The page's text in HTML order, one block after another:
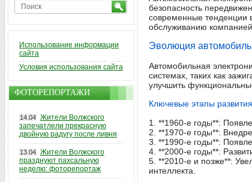
безопасность
современные тенденции
обслуживанию компанией
Эволюция
Автомобильная
системах, таких как
улучшить
Ключевые этапы развития
1. **1960-е годы**:
2. **1970-е годы**:
3. **1990-е годы**:
4. **2000-е годы**:
5. **2010-е и позже**:
интеллекта.
Использование информации
сайта
Условия использования сайта
ФОТОРЕПОРТАЖИ
14.04 Жители Волжского
запечатлели прекрасную
двойную радугу после ливня
13.04 Жители Волжского
празднуют пахсальную
неделю: фоторепортаж